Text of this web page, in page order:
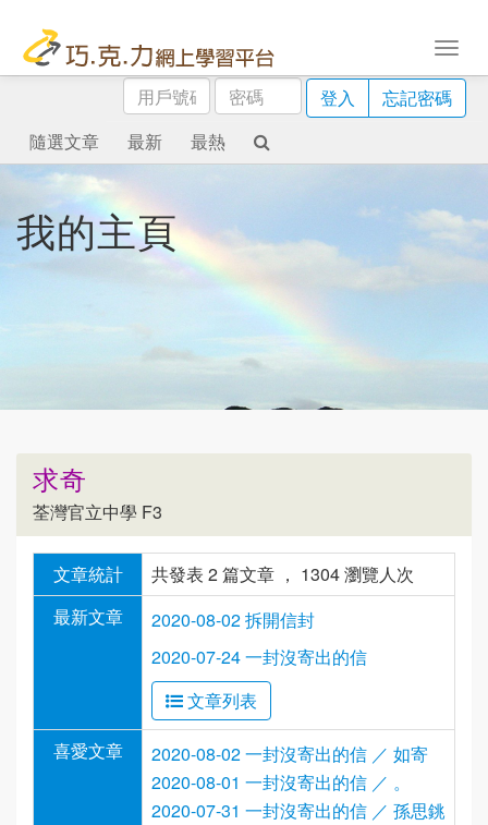
用
戶
號
碼
密
碼
登入
忘記密碼
隨選文章
最新 最熱
我的主頁
求奇
荃灣官立中學 F3
文章統計
共發表 2 篇文章 ， 1304 瀏覽人次
最新文章
2020-08-02 拆開信封
2020-07-24 一封沒寄出的信
文章列表
喜愛文章
2020-08-02 一封沒寄出的信 ／ 如寄
2020-08-01 一封沒寄出的信 ／ 。
2020-07-31 一封沒寄出的信 ／ 孫思銚